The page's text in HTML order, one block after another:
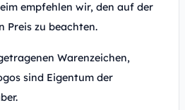
empfehlen wir, den auf der
Preis zu beachten.
Warenzeichen,
sind Eigentum der